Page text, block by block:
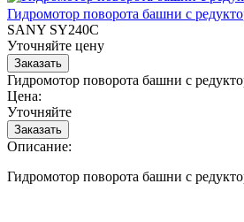
Гидромотор поворота башни с
SANY SY240C
Уточняйте цену
Гидромотор поворота башни с
Цена:
Уточняйте
Описание:
Гидромотор поворота башни с